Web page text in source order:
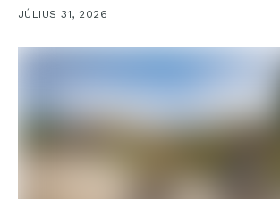
JÚLIUS 31, 2026